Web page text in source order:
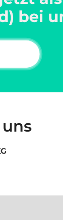
bei